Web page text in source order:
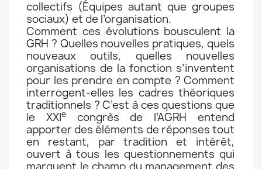
collectifs (Équipes autant que groupes
sociaux) et de l’organisation.
Comment ces évolutions bousculent la
GRH ? Quelles nouvelles pratiques, quels
nouveaux outils, quelles nouvelles
organisations de la fonction s’inventent
pour les prendre en compte ? Comment
interrogent-elles les cadres théoriques
traditionnels ? C’est à ces questions que
le XXIecongrès de l’AGRH entend
apporter des éléments de réponses tout
en restant, par tradition et intérêt,
ouvert à tous les questionnements qui